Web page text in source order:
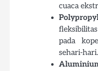
cuaca
pada
sehari-hari.